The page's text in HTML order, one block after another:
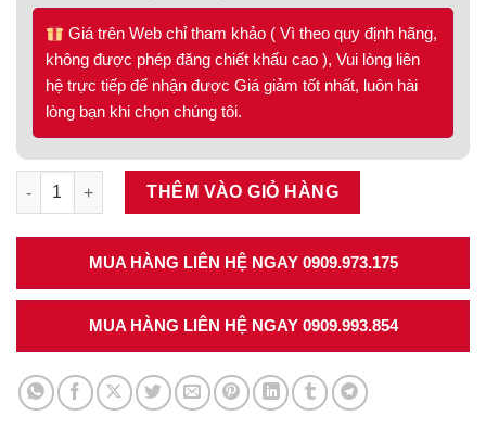
Giá trên Web chỉ tham khảo ( Vì theo quy định hãng,
không được phép đăng chiết khấu cao ), Vui lòng liên
hệ trực tiếp để nhận được Giá giảm tốt nhất, luôn hài
lòng bạn khi chọn chúng tôi.
Ray hộp Alto-S giảm chấn màu trắng mờ chiều cao 80mm với
THÊM VÀO GIỎ HÀNG
MUA HÀNG LIÊN HỆ NGAY 0909.973.175
MUA HÀNG LIÊN HỆ NGAY 0909.993.854